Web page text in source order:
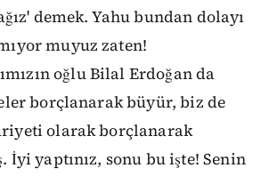
demek. Yahu bundan dolayı
muyuz zaten!
oğlu Bilal Erdoğan da
borçlanarak büyür, biz de
olarak borçlanarak
İyi yaptınız, sonu bu işte! Senin